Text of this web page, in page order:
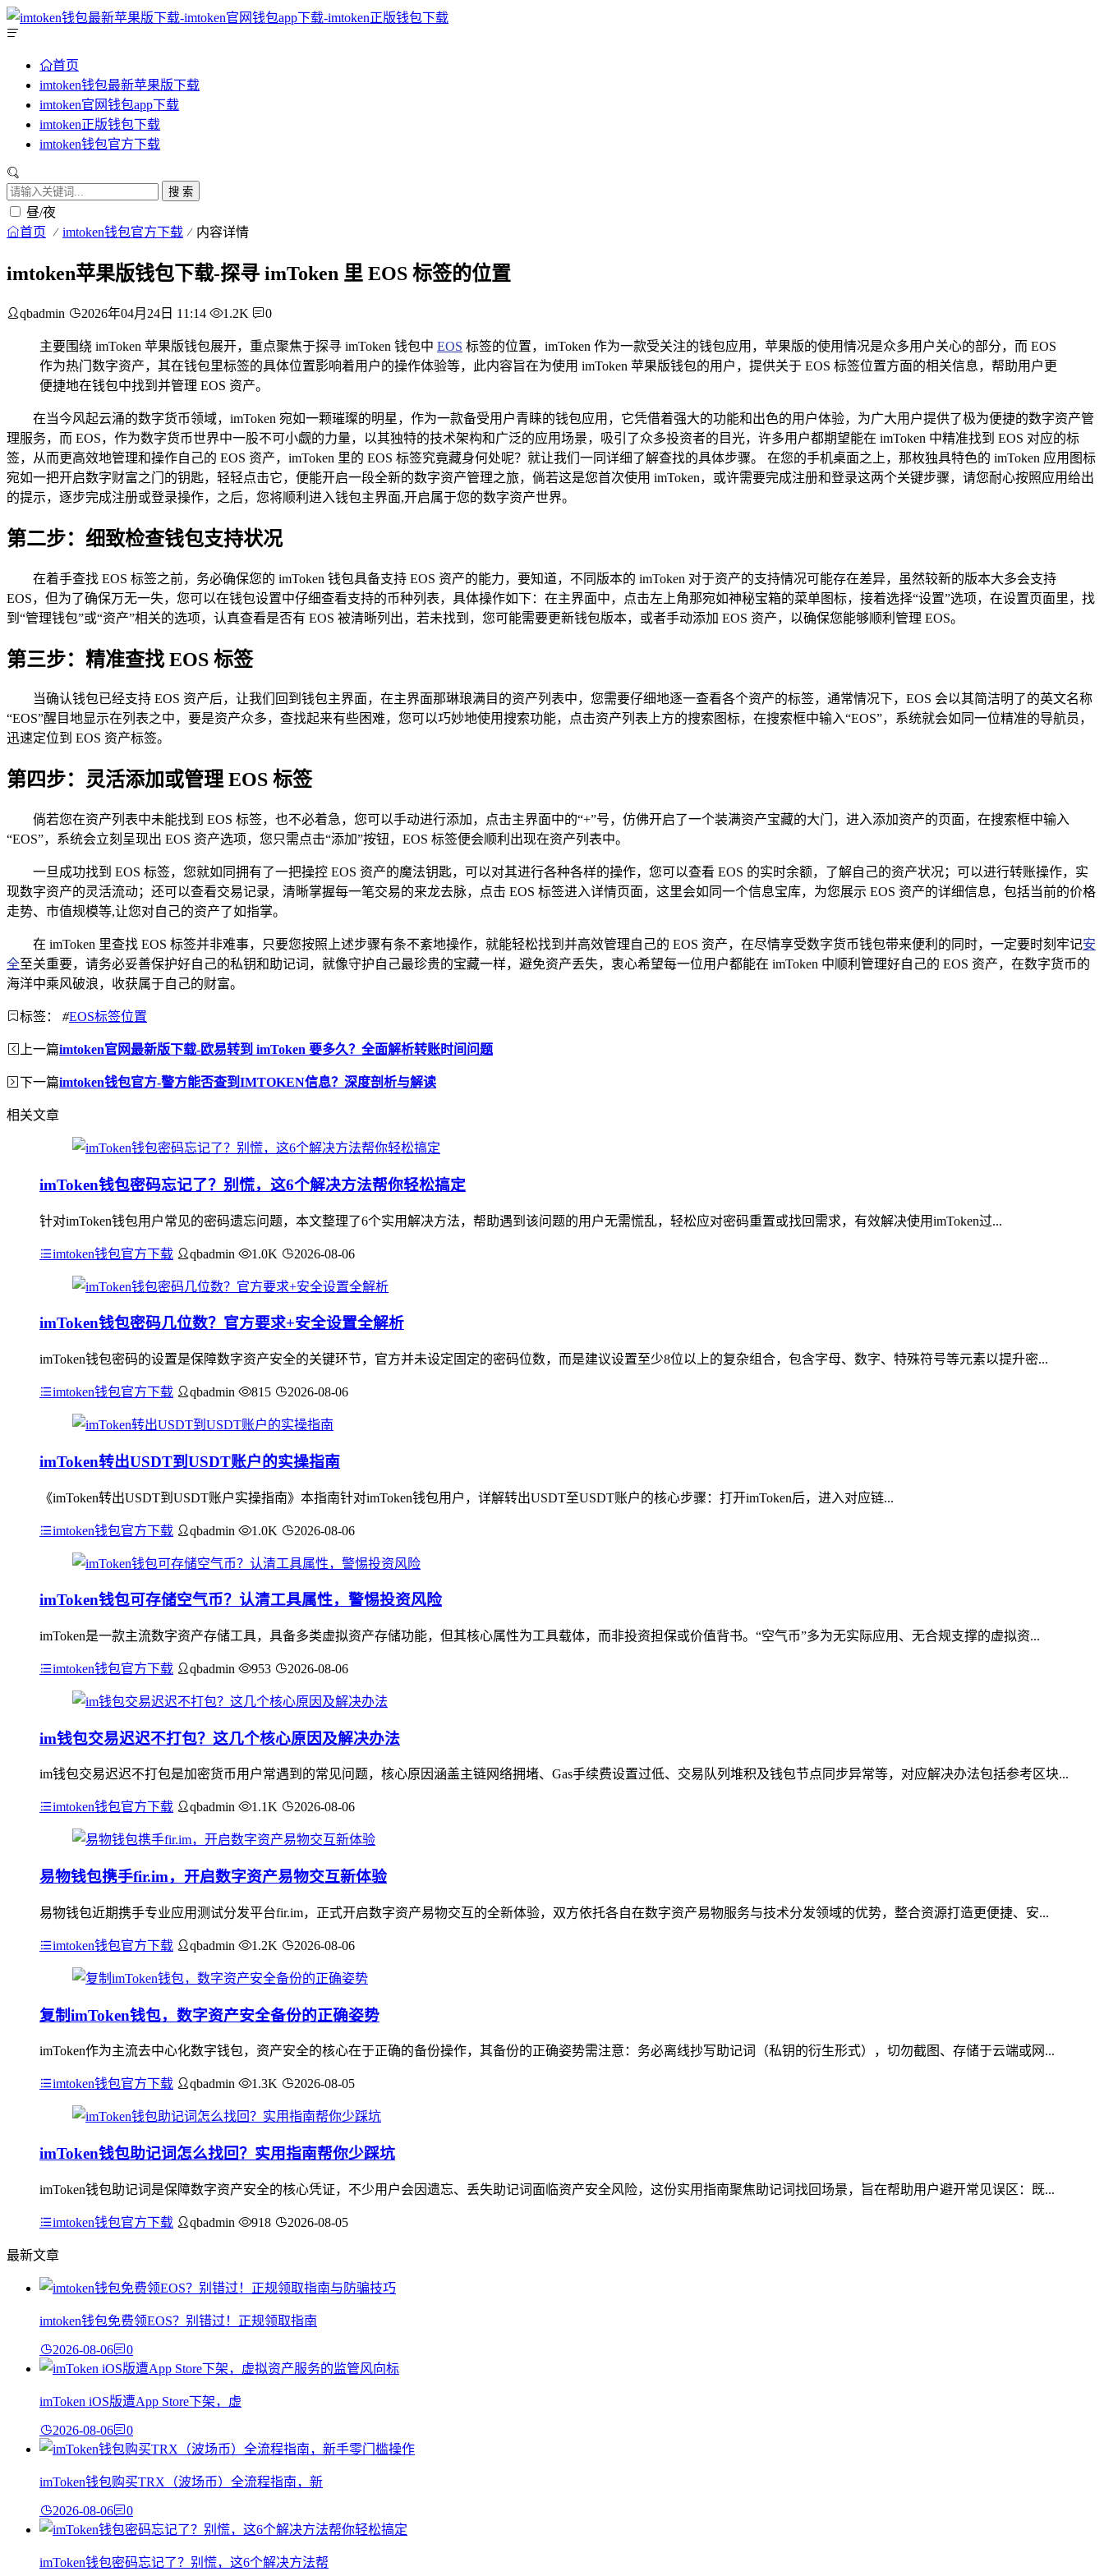
首页
imtoken钱包最新苹果版下载
imtoken官网钱包app下载
imtoken正版钱包下载
imtoken钱包官方下载
搜 索
昼/夜
首页 imtoken钱包官方下载 内容详情
imtoken苹果版钱包下载-探寻 imToken 里 EOS 标签的位置
qbadmin 2026年04月24日 11:14 1.2K 0
主要围绕 imToken 苹果版钱包展开，重点聚焦于探寻 imToken 钱包中 EOS 标签的位置，imToken 作为一款受关注的钱包应用，苹果版的使用情况是众多用户关心的部分，而 EOS
作为热门数字资产，其在钱包里标签的具体位置影响着用户的操作体验等，此内容旨在为使用 imToken 苹果版钱包的用户，提供关于 EOS 标签位置方面的相关信息，帮助用户更
便捷地在钱包中找到并管理 EOS 资产。
在当今风起云涌的数字货币领域，imToken 宛如一颗璀璨的明星，作为一款备受用户青睐的钱包应用，它凭借着强大的功能和出色的用户体验，为广大用户提供了极为便捷的数字资产管
理服务，而 EOS，作为数字货币世界中一股不可小觑的力量，以其独特的技术架构和广泛的应用场景，吸引了众多投资者的目光，许多用户都期望能在 imToken 中精准找到 EOS 对应的标
签，从而更高效地管理和操作自己的 EOS 资产，imToken 里的 EOS 标签究竟藏身何处呢？就让我们一同详细了解查找的具体步骤。 在您的手机桌面之上，那枚独具特色的 imToken 应用图标
宛如一把开启数字财富之门的钥匙，轻轻点击它，便能开启一段全新的数字资产管理之旅，倘若这是您首次使用 imToken，或许需要完成注册和登录这两个关键步骤，请您耐心按照应用给出
的提示，逐步完成注册或登录操作，之后，您将顺利进入钱包主界面,开启属于您的数字资产世界。
第二步：细致检查钱包支持状况
在着手查找 EOS 标签之前，务必确保您的 imToken 钱包具备支持 EOS 资产的能力，要知道，不同版本的 imToken 对于资产的支持情况可能存在差异，虽然较新的版本大多会支持
EOS，但为了确保万无一失，您可以在钱包设置中仔细查看支持的币种列表，具体操作如下：在主界面中，点击左上角那宛如神秘宝箱的菜单图标，接着选择“设置”选项，在设置页面里，找
到“管理钱包”或“资产”相关的选项，认真查看是否有 EOS 被清晰列出，若未找到，您可能需要更新钱包版本，或者手动添加 EOS 资产，以确保您能够顺利管理 EOS。
第三步：精准查找 EOS 标签
当确认钱包已经支持 EOS 资产后，让我们回到钱包主界面，在主界面那琳琅满目的资产列表中，您需要仔细地逐一查看各个资产的标签，通常情况下，EOS 会以其简洁明了的英文名称
“EOS”醒目地显示在列表之中，要是资产众多，查找起来有些困难，您可以巧妙地使用搜索功能，点击资产列表上方的搜索图标，在搜索框中输入“EOS”，系统就会如同一位精准的导航员，
迅速定位到 EOS 资产标签。
第四步：灵活添加或管理 EOS 标签
倘若您在资产列表中未能找到 EOS 标签，也不必着急，您可以手动进行添加，点击主界面中的“+”号，仿佛开启了一个装满资产宝藏的大门，进入添加资产的页面，在搜索框中输入
“EOS”，系统会立刻呈现出 EOS 资产选项，您只需点击“添加”按钮，EOS 标签便会顺利出现在资产列表中。
一旦成功找到 EOS 标签，您就如同拥有了一把操控 EOS 资产的魔法钥匙，可以对其进行各种各样的操作，您可以查看 EOS 的实时余额，了解自己的资产状况；可以进行转账操作，实
现数字资产的灵活流动；还可以查看交易记录，清晰掌握每一笔交易的来龙去脉，点击 EOS 标签进入详情页面，这里会如同一个信息宝库，为您展示 EOS 资产的详细信息，包括当前的价格
走势、市值规模等,让您对自己的资产了如指掌。
在 imToken 里查找 EOS 标签并非难事，只要您按照上述步骤有条不紊地操作，就能轻松找到并高效管理自己的 EOS 资产，在尽情享受数字货币钱包带来便利的同时，一定要时刻牢记安
全至关重要，请务必妥善保护好自己的私钥和助记词，就像守护自己最珍贵的宝藏一样，避免资产丢失，衷心希望每一位用户都能在 imToken 中顺利管理好自己的 EOS 资产，在数字货币的
海洋中乘风破浪，收获属于自己的财富。
标签： #EOS标签位置
上一篇imtoken官网最新版下载-欧易转到 imToken 要多久？全面解析转账时间问题
下一篇imtoken钱包官方-警方能否查到IMTOKEN信息？深度剖析与解读
相关文章
imToken钱包密码忘记了？别慌，这6个解决方法帮你轻松搞定
针对imToken钱包用户常见的密码遗忘问题，本文整理了6个实用解决方法，帮助遇到该问题的用户无需慌乱，轻松应对密码重置或找回需求，有效解决使用imToken过...
imtoken钱包官方下载 qbadmin 1.0K 2026-08-06
imToken钱包密码几位数？官方要求+安全设置全解析
imToken钱包密码的设置是保障数字资产安全的关键环节，官方并未设定固定的密码位数，而是建议设置至少8位以上的复杂组合，包含字母、数字、特殊符号等元素以提升密...
imtoken钱包官方下载 qbadmin 815 2026-08-06
imToken转出USDT到USDT账户的实操指南
《imToken转出USDT到USDT账户实操指南》本指南针对imToken钱包用户，详解转出USDT至USDT账户的核心步骤：打开imToken后，进入对应链...
imtoken钱包官方下载 qbadmin 1.0K 2026-08-06
imToken钱包可存储空气币？认清工具属性，警惕投资风险
imToken是一款主流数字资产存储工具，具备多类虚拟资产存储功能，但其核心属性为工具载体，而非投资担保或价值背书。“空气币”多为无实际应用、无合规支撑的虚拟资...
imtoken钱包官方下载 qbadmin 953 2026-08-06
im钱包交易迟迟不打包？这几个核心原因及解决办法
im钱包交易迟迟不打包是加密货币用户常遇到的常见问题，核心原因涵盖主链网络拥堵、Gas手续费设置过低、交易队列堆积及钱包节点同步异常等，对应解决办法包括参考区块...
imtoken钱包官方下载 qbadmin 1.1K 2026-08-06
易物钱包携手fir.im，开启数字资产易物交互新体验
易物钱包近期携手专业应用测试分发平台fir.im，正式开启数字资产易物交互的全新体验，双方依托各自在数字资产易物服务与技术分发领域的优势，整合资源打造更便捷、安...
imtoken钱包官方下载 qbadmin 1.2K 2026-08-06
复制imToken钱包，数字资产安全备份的正确姿势
imToken作为主流去中心化数字钱包，资产安全的核心在于正确的备份操作，其备份的正确姿势需注意：务必离线抄写助记词（私钥的衍生形式），切勿截图、存储于云端或网...
imtoken钱包官方下载 qbadmin 1.3K 2026-08-05
imToken钱包助记词怎么找回？实用指南帮你少踩坑
imToken钱包助记词是保障数字资产安全的核心凭证，不少用户会因遗忘、丢失助记词面临资产安全风险，这份实用指南聚焦助记词找回场景，旨在帮助用户避开常见误区：既...
imtoken钱包官方下载 qbadmin 918 2026-08-05
最新文章
imtoken钱包免费领EOS？别错过！正规领取指南
2026-08-06 0
imToken iOS版遭App Store下架，虚
2026-08-06 0
imToken钱包购买TRX（波场币）全流程指南，新
2026-08-06 0
imToken钱包密码忘记了？别慌，这6个解决方法帮